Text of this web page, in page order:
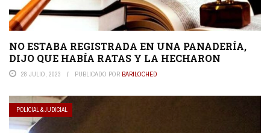
NO ESTABA REGISTRADA EN UNA PANADERÍA,
DIJO QUE HABÍA RATAS Y LA HECHARON
28 JULIO, 2023 PUBLICADO POR BARILOCHED
POLICIAL & JUDICIAL